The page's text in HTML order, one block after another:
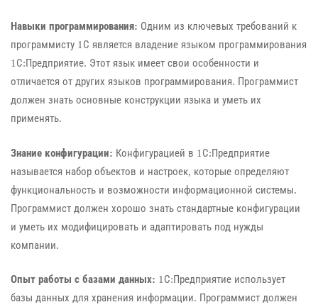
Навыки программирования: Одним из ключевых требований к
программисту 1С является владение языком программирования
1С:Предприятие. Этот язык имеет свои особенности и
отличается от других языков программирования. Программист
должен знать основные конструкции языка и уметь их
применять.
Знание конфигурации: Конфигурацией в 1С:Предприятие
называется набор объектов и настроек, которые определяют
функциональность и возможности информационной системы.
Программист должен хорошо знать стандартные конфигурации
и уметь их модифицировать и адаптировать под нужды
компании.
Опыт работы с базами данных: 1С:Предприятие использует
базы данных для хранения информации. Программист должен